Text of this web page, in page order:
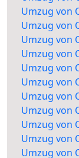
Umzug von
Umzug von
Umzug von
Umzug von
Umzug von
Umzug von
Umzug von
Umzug von
Umzug von
Umzug von
Umzug von